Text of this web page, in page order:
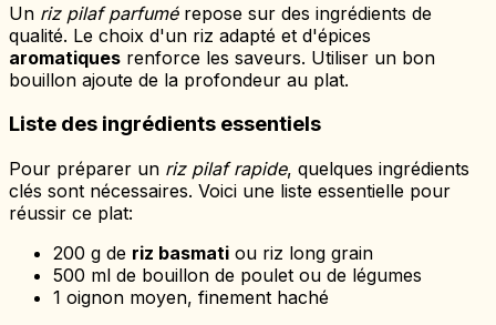
Un riz pilaf parfumérepose sur des ingrédients de
qualité. Le choix d'un riz adapté et d'épices
aromatiques renforce les saveurs. Utiliser un bon
bouillon ajoute de la profondeur au plat.
Liste des ingrédients essentiels
Pour préparer un riz pilaf rapide, quelques ingrédients
clés sont nécessaires. Voici une liste essentielle pour
réussir ce plat:
200 g de riz basmati ou riz long grain
500 ml de bouillon de poulet ou de légumes
1 oignon moyen, finement haché